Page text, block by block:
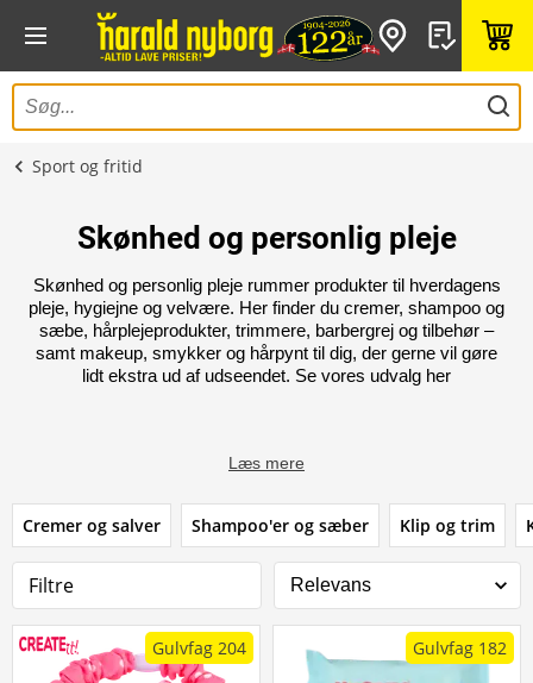
Sport og fritid
Skønhed og personlig pleje
Skønhed og personlig pleje rummer produkter til hverdagens
pleje, hygiejne og velvære. Her finder du cremer, shampoo og
sæbe, hårplejeprodukter, trimmere, barbergrej og tilbehør –
samt makeup, smykker og hårpynt til dig, der gerne vil gøre
lidt ekstra ud af udseendet. Se vores udvalg her
Læs mere
Cremer og salver Shampoo'er og sæber Klip og trim
Filtre
Gulvfag 204 Gulvfag 182